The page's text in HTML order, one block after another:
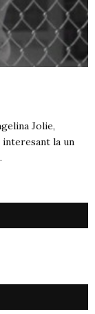
Jolie,
interesant la un